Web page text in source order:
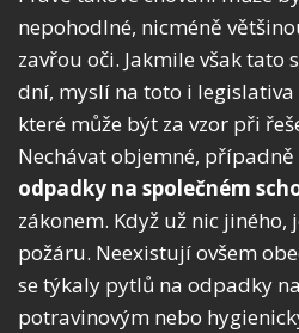
nepohodlné, nicméně
zavřou oči. Jakmile však tato
dní, myslí na toto i legislativa
které může být za vzor při
Nechávat objemné, případně
odpadky na společném
zákonem. Když už nic jiného,
požáru. Neexistují ovšem
se týkaly pytlů na odpadky
potravinovým nebo